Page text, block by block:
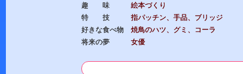
趣 味
絵本づくり
特 技
指パッチン、手品、ブリッジ
好きな食べ物
焼鳥のハツ、グミ、コーラ
将来の夢
女優